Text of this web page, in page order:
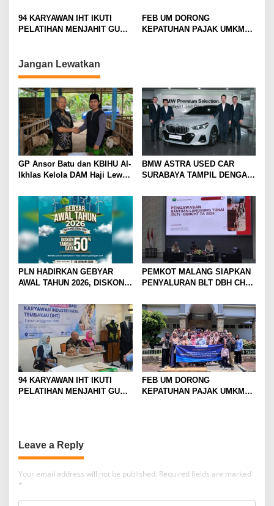
i
o
PERSEN
ROKOK
94 KARYAWAN IHT IKUTI
PELATIHAN MENJAHIT GUNA
FEB UM DORONG
KEPATUHAN PAJAK UMKM
Jangan Lewatkan
GP Ansor Batu dan KBIHU Al-
Ikhlas Kelola DAM Haji Lewat
BMW ASTRA USED CAR
SURABAYA TAMPIL DENGAN
PELANGGAN DI JATIM
DENGAN FASILITAS
PREMIUM
PLN HADIRKAN GEBYAR
AWAL TAHUN 2026, DISKON
PERSEN
PEMKOT MALANG SIAPKAN
PENYALURAN BLT DBH CHT
ROKOK
94 KARYAWAN IHT IKUTI
PELATIHAN MENJAHIT GUNA
FEB UM DORONG
KEPATUHAN PAJAK UMKM
Leave a Reply
Your email address will not be published. Required fields are marked
*